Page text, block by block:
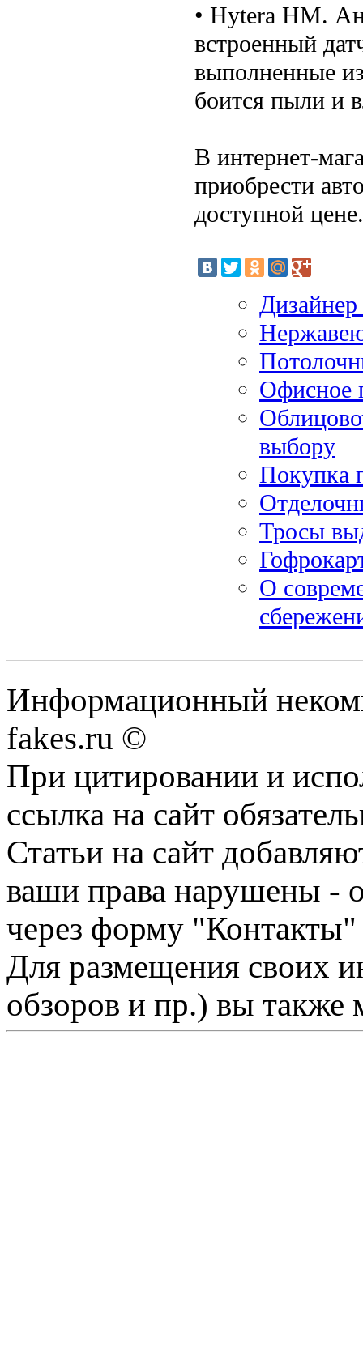
• Hytera HM.
встроенный
выполненные
боится пыли и
В интернет-
приобрести
доступной цене.
Офисное
выбору
Покупка
Тросы
О
Информационный
fakes.ru ©
При цитировании и
ссылка на сайт
Статьи на сайт
ваши права нарушены -
через форму "Контакты"
Для размещения своих
обзоров и пр.) вы также